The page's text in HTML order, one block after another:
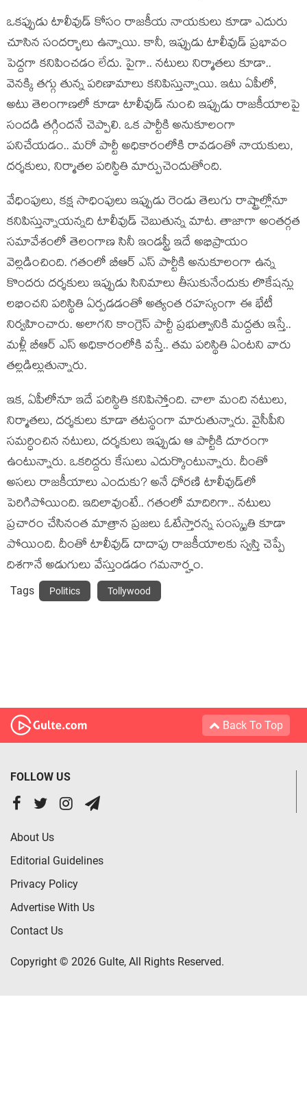
ఒక‌ప్పుడు టాలీవుడ్ కోసం రాజ‌కీయ నాయ‌కులు కూడా ఎదురు
చూసిన సంద‌ర్భాలు ఉన్నాయి. కానీ, ఇప్పుడు టాలీవుడ్ ప్ర‌భావం
పెద్ద‌గా క‌నిపించ‌డం లేదు. పైగా.. న‌టులు నిర్మాత‌లు కూడా..
వెన‌క్కి త‌గ్గు తున్న ప‌రిణామాలు క‌నిపిస్తున్నాయి. ఇటు ఏపీలో,
అటు తెలంగాణ‌లో కూడా టాలీవుడ్ నుంచి ఇప్పుడు రాజ‌కీయాల‌పై
సంద‌డి త‌గ్గిందనే చెప్పాలి. ఒక పార్టీకి అనుకూలంగా
ప‌నిచేయ‌డం.. మ‌రో పార్టీ అధికారంలోకి రావ‌డంతో నాయ‌కులు,
ద‌ర్శ‌కులు, నిర్మాతల ప‌రిస్థితి మార్పుచెందుతోంది.
వేధింపులు, క‌క్ష సాధింపులు ఇప్పుడు రెండు తెలుగు రాష్ట్రాల్లోనూ
క‌నిపిస్తున్నాయ‌న్న‌ది టాలీవుడ్ చెబుతున్న మాట‌. తాజాగా అంత‌ర్గ‌త
స‌మావేశంలో తెలంగాణ సినీ ఇండ‌స్ట్రీ ఇదే అభిప్రాయం
వెల్ల‌డించింది. గ‌తంలో బీఆర్ ఎస్ పార్టీకి అనుకూలంగా ఉన్న
కొంద‌రు ద‌ర్శ‌కులు ఇప్పుడు సినిమాలు తీసుకునేందుకు లొకేష‌న్లు
ల‌భించ‌ని పరిస్థితి ఏర్ప‌డ‌డంతో అత్యంత ర‌హ‌స్యంగా ఈ భేటీ
నిర్వ‌హించారు. అలాగ‌ని కాంగ్రెస్ పార్టీ ప్ర‌భుత్వానికి మ‌ద్ద‌తు ఇస్తే..
మ‌ళ్లీ బీఆర్ ఎస్ అధికారంలోకి వ‌స్తే.. త‌మ ప‌రిస్థితి ఏంట‌ని వారు
త‌ల్ల‌డిల్లుతున్నారు.
ఇక‌, ఏపీలోనూ ఇదే ప‌రిస్థితి క‌నిపిస్తోంది. చాలా మంది నటులు,
నిర్మాత‌లు, ద‌ర్శ‌కులు కూడా త‌ట‌స్థంగా మారుతున్నారు. వైసీపీని
స‌మ‌ర్ధించిన న‌టులు, ద‌ర్శ‌కులు ఇప్పుడు ఆ పార్టీకి దూరంగా
ఉంటున్నారు. ఒక‌రిద్ద‌రు కేసులు ఎదుర్కొంటున్నారు. దీంతో
అస‌లు రాజ‌కీయాలు ఎందుకు? అనే ధోర‌ణి టాలీవుడ్‌లో
పెరిగిపోయింది. ఇదిలావుంటే.. గ‌తంలో మాదిరిగా.. న‌టులు
ప్ర‌చారం చేసినంత మాత్రాన ప్ర‌జ‌లు ఓటేస్తార‌న్న సంస్కృతి కూడా
పోయింది. దీంతో టాలీవుడ్ దాదాపు రాజకీయాల‌కు స్వ‌స్తి చెప్పే
దిశ‌గానే అడుగులు వేస్తుండ‌డం గ‌మ‌నార్హం.
Tags Politics Tollywood
Back To Top
FOLLOW US
About Us
Editorial Guidelines
Privacy Policy
Advertise With Us
Contact Us
Copyright © 2026 Gulte, All Rights Reserved.